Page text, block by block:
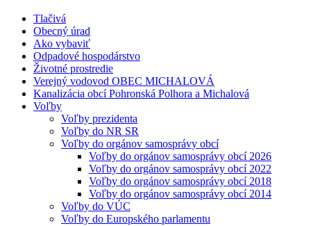
Tlačivá
Obecný úrad
Ako vybaviť
Odpadové hospodárstvo
Životné prostredie
Verejný vodovod OBEC MICHALOVÁ
Kanalizácia obcí Pohronská Polhora a Michalová
Voľby
Voľby prezidenta
Voľby do NR SR
Voľby do orgánov samosprávy obcí
Voľby do orgánov samosprávy obcí 2026
Voľby do orgánov samosprávy obcí 2022
Voľby do orgánov samosprávy obcí 2018
Voľby do orgánov samosprávy obcí 2014
Voľby do VÚC
Voľby do Europského parlamentu